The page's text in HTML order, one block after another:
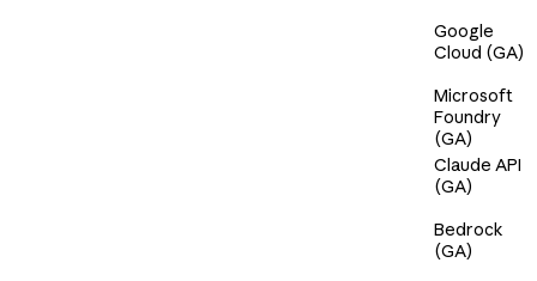
Google
Cloud (GA)
Microsoft
Foundry
(GA)
Claude API
(GA)
Bedrock
(GA)